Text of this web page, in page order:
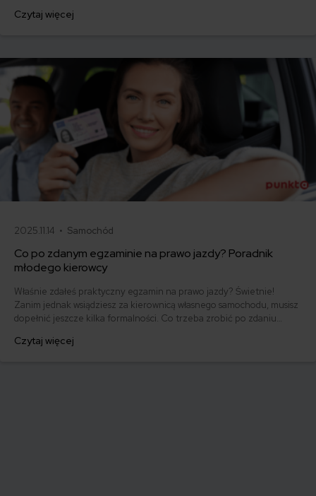
ofertę lub zdecydowałeś się sprzedać samochód w trakcie trwania
Czytaj więcej
2025.11.14 • Samochód
Co po zdanym egzaminie na prawo jazdy? Poradnik
młodego kierowcy
Właśnie zdałeś praktyczny egzamin na prawo jazdy? Świetnie!
Zanim jednak wsiądziesz za kierownicą własnego samochodu, musisz
dopełnić jeszcze kilka formalności. Co trzeba zrobić po zdaniu
którym szybko załatwisz sprawy urzędowe i będziesz mógł prowadzić
Czytaj więcej